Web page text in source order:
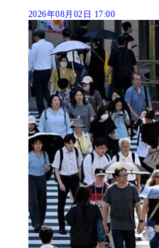
2026年08月02日 17:00